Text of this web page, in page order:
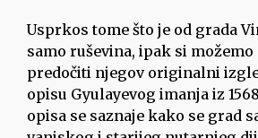
Usprkos tome što je od grada
samo ruševina, ipak si
predočiti njegov originalni
opisu Gyulayevog imanja iz
opisa se saznaje kako se grad